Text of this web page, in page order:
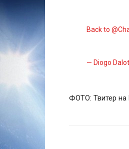
Back to
— Diogo
ФОТО: Твитер на